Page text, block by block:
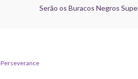
Serão os Buracos Negros
Perseverance